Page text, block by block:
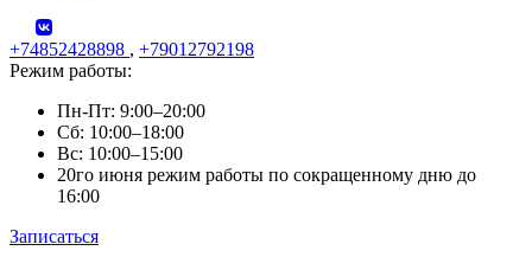
+74852428898 , +79012792198
Режим работы:
Пн-Пт: 9:00–20:00
Сб: 10:00–18:00
Вс: 10:00–15:00
20го июня режим работы по сокращенному дню до
16:00
Записаться